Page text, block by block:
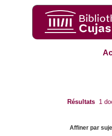
Résultats 1
Affiner par